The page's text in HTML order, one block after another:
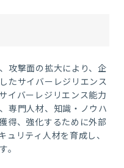
攻撃面の拡大により、企
たサイバーレジリエンス
イバーレジリエンス能力
専門人材、知識・ノウハ
得、強化するために外部
リティ人材を育成し、
。